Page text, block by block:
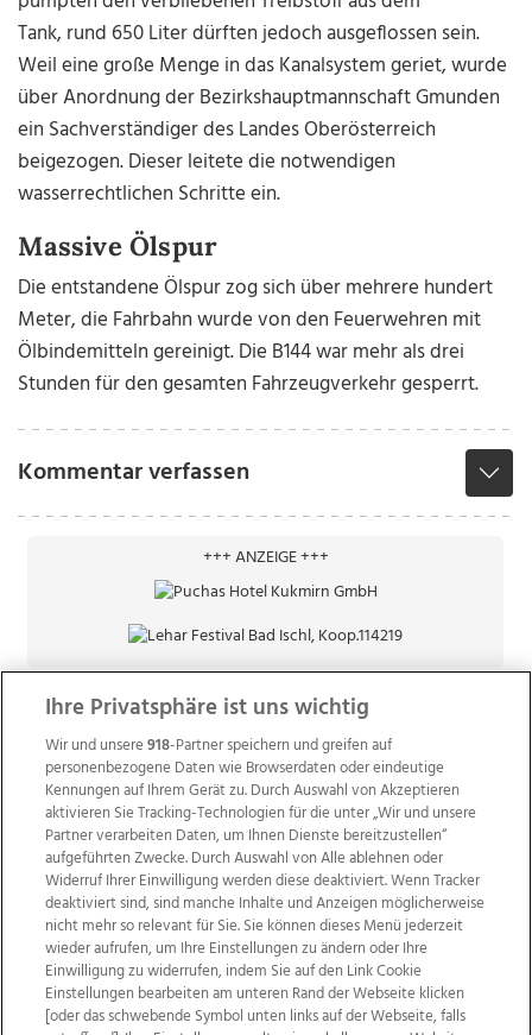
Tank, rund 650 Liter dürften jedoch ausgeflossen sein.
Weil eine große Menge in das Kanalsystem geriet, wurde
über Anordnung der Bezirkshauptmannschaft Gmunden
ein Sachverständiger des Landes Oberösterreich
beigezogen. Dieser leitete die notwendigen
wasserrechtlichen Schritte ein.
Massive Ölspur
Die entstandene Ölspur zog sich über mehrere hundert
Meter, die Fahrbahn wurde von den Feuerwehren mit
Ölbindemitteln gereinigt. Die B144 war mehr als drei
Stunden für den gesamten Fahrzeugverkehr gesperrt.
Kommentar verfassen
+++ ANZEIGE +++
Wir über uns Mediadaten Kontakt
Jobs
Datenschutz
Impressum AGB Anzeigekunden
Ihre Privatsphäre ist uns wichtig
Wir und unsere918-Partner speichern und greifen auf
personenbezogene Daten wie Browserdaten oder eindeutige
Kennungen auf Ihrem Gerät zu. Durch Auswahl von Akzeptieren
aktivieren Sie Tracking-Technologien für die unter „Wir und unsere
Partner verarbeiten Daten, um Ihnen Dienste bereitzustellen“
aufgeführten Zwecke. Durch Auswahl von Alle ablehnen oder
Widerruf Ihrer Einwilligung werden diese deaktiviert. Wenn Tracker
deaktiviert sind, sind manche Inhalte und Anzeigen möglicherweise
nicht mehr so relevant für Sie. Sie können dieses Menü jederzeit
wieder aufrufen, um Ihre Einstellungen zu ändern oder Ihre
Einwilligung zu widerrufen, indem Sie auf den Link Cookie
Einstellungen bearbeiten am unteren Rand der Webseite klicken
[oder das schwebende Symbol unten links auf der Webseite, falls